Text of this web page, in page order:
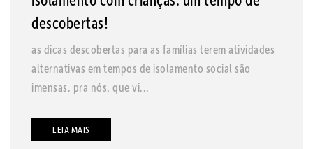
descobertas!
as dicas descobertas para as famílias terem atividades
alternativas em tempos de isolamento social são
imensas. pra nós, que vi...
LEIA MAIS